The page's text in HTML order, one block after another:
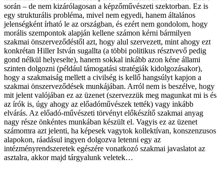
során – de nem kizárólagosan a képzőművészeti szektorban. Ez is
egy strukturális probléma, mivel nem egyedi, hanem általános
jelenségként írható le az országban, és ezért nem gondolom, hogy
morális szempontok alapján kellene számon kérni bármilyen
szakmai önszerveződéstől azt, hogy alul szervezett, mint ahogy ezt
konkrétan Hiller István sugallta (a többi politikus résztvevő pedig
gond nélkül helyeselte), hanem sokkal inkább azon kéne állami
szinten dolgozni (például támogatási stratégiák kidolgozásakor),
hogy a szakmaiság mellett a civilség is kellő hangsúlyt kapjon a
szakmai önszerveződések munkájában. Arról nem is beszélve, hogy
mit jelent valójában ez az üzenet (szervezzük meg magunkat mi is és
az írók is, úgy ahogy az előadóművészek tették) vagy inkább
elvárás. Az előadó-művészeti törvényt előkészítő szakmai anyag
nagy része önkéntes munkában készült el. Vagyis ez az üzenet
számomra azt jelenti, ha képesek vagytok kollektívan, konszenzusos
alapokon, ráadásul ingyen dolgozva letenni egy az
intézményrendszeretek egészére vonatkozó szakmai javaslatot az
asztalra, akkor majd tárgyalunk veletek…